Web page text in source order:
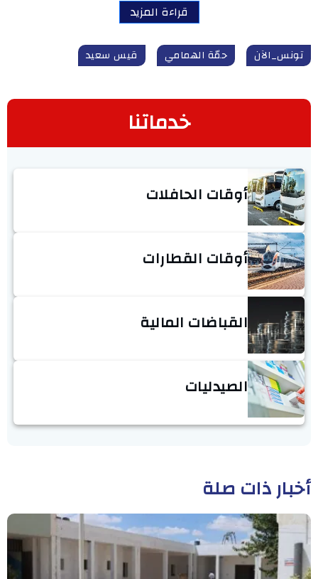
قراءة المزيد
تونس_الآن حمّة الهمامي قيس سعيد
خدماتنا
أوقات الحافلات
أوقات القطارات
القباضات المالية
الصيدليات
أخبار ذات صلة